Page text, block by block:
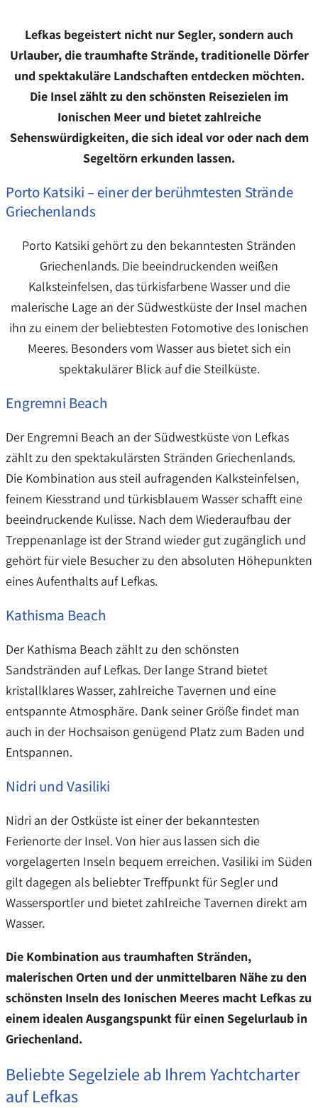
Lefkas begeistert nicht nur Segler, sondern auch
Urlauber, die traumhafte Strände, traditionelle Dörfer
und spektakuläre Landschaften entdecken möchten.
Die Insel zählt zu den schönsten Reisezielen im
Ionischen Meer und bietet zahlreiche
Sehenswürdigkeiten, die sich ideal vor oder nach dem
Segeltörn erkunden lassen.
Porto Katsiki – einer der berühmtesten Strände
Griechenlands
Porto Katsiki gehört zu den bekanntesten Stränden
Griechenlands. Die beeindruckenden weißen
Kalksteinfelsen, das türkisfarbene Wasser und die
malerische Lage an der Südwestküste der Insel machen
ihn zu einem der beliebtesten Fotomotive des Ionischen
Meeres. Besonders vom Wasser aus bietet sich ein
spektakulärer Blick auf die Steilküste.
Engremni Beach
Der Engremni Beach an der Südwestküste von Lefkas
zählt zu den spektakulärsten Stränden Griechenlands.
Die Kombination aus steil aufragenden Kalksteinfelsen,
feinem Kiesstrand und türkisblauem Wasser schafft eine
beeindruckende Kulisse. Nach dem Wiederaufbau der
Treppenanlage ist der Strand wieder gut zugänglich und
gehört für viele Besucher zu den absoluten Höhepunkten
eines Aufenthalts auf Lefkas.
Kathisma Beach
Der Kathisma Beach zählt zu den schönsten
Sandstränden auf Lefkas. Der lange Strand bietet
kristallklares Wasser, zahlreiche Tavernen und eine
entspannte Atmosphäre. Dank seiner Größe findet man
auch in der Hochsaison genügend Platz zum Baden und
Entspannen.
Nidri und Vasiliki
Nidri an der Ostküste ist einer der bekanntesten
Ferienorte der Insel. Von hier aus lassen sich die
vorgelagerten Inseln bequem erreichen. Vasiliki im Süden
gilt dagegen als beliebter Treffpunkt für Segler und
Wassersportler und bietet zahlreiche Tavernen direkt am
Wasser.
Die Kombination aus traumhaften Stränden,
malerischen Orten und der unmittelbaren Nähe zu den
schönsten Inseln des Ionischen Meeres macht Lefkas zu
einem idealen Ausgangspunkt für einen Segelurlaub in
Griechenland.
Beliebte Segelziele ab Ihrem Yachtcharter
auf Lefkas